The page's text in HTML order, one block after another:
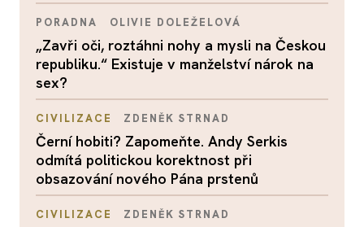
PORADNA OLIVIE DOLEŽELOVÁ
„Zavři oči, roztáhni nohy a mysli na Českou
republiku.“ Existuje v manželství nárok na
sex?
CIVILIZACE ZDENĚK STRNAD
Černí hobiti? Zapomeňte. Andy Serkis
odmítá politickou korektnost při
obsazování nového Pána prstenů
CIVILIZACE ZDENĚK STRNAD